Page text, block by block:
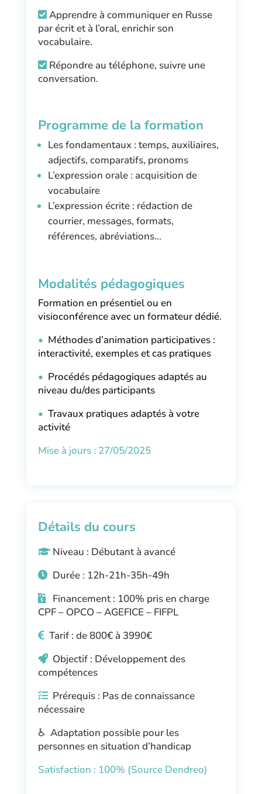
Apprendre à communiquer en Russe
par écrit et à l’oral, enrichir son
vocabulaire.
Répondre au téléphone, suivre une
conversation.
Programme de la formation
Les fondamentaux : temps, auxiliaires,
adjectifs, comparatifs, pronoms
L’expression orale : acquisition de
vocabulaire
L’expression écrite : rédaction de
courrier, messages, formats,
références, abréviations…
Modalités pédagogiques
Formation en présentiel ou en
visioconférence avec un formateur dédié.
• Méthodes d’animation participatives :
interactivité, exemples et cas pratiques
• Procédés pédagogiques adaptés au
niveau du/des participants
• Travaux pratiques adaptés à votre
activité
Mise à jours : 27/05/2025
Détails du cours
Niveau : Débutant à avancé
Durée : 12h-21h-35h-49h
Financement : 100% pris en charge
CPF – OPCO – AGEFICE – FIFPL
Tarif : de 800€ à 3990€
Objectif : Développement des
compétences
Prérequis : Pas de connaissance
nécessaire
♿ Adaptation possible pour les
personnes en situation d’handicap
Satisfaction : 100% (Source Dendreo)